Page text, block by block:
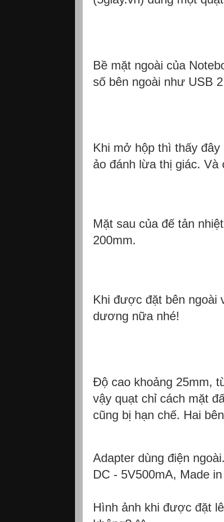
Bề mặt ngoài của
số bên ngoài như USB
Khi mở hộp thì thấy
ảo đánh lừa thị giác. Và
Mặt sau của đế tản
200mm.
Khi được đặt bên ngoài
dương nữa nhé!
Độ cao khoảng 25mm,
vậy quạt chỉ cách mặt
cũng bị hạn chế. Hai
Adapter dùng điện
DC - 5V500mA, Made
Hình ảnh khi được đặt